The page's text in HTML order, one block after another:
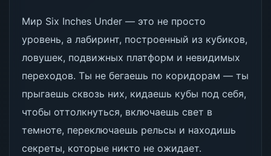
Мир Six Inches Under — это не просто
уровень, а лабиринт, построенный из кубиков,
ловушек, подвижных платформ и невидимых
переходов. Ты не бегаешь по коридорам — ты
прыгаешь сквозь них, кидаешь кубы под себя,
чтобы оттолкнуться, включаешь свет в
темноте, переключаешь рельсы и находишь
секреты, которые никто не ожидает.